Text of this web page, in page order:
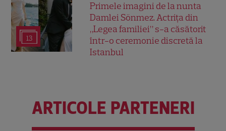
13
Primele imagini de la nunta
Damlei Sönmez. Actrița din
„Legea familiei” s-a căsătorit
într-o ceremonie discretă la
Istanbul
ARTICOLE PARTENERI